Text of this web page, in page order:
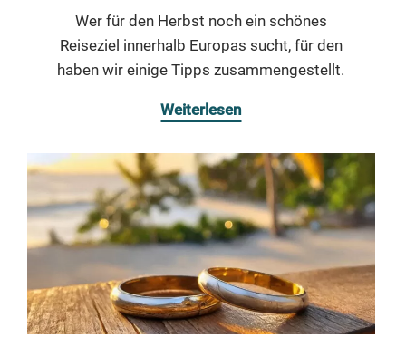
Wer für den Herbst noch ein schönes
Reiseziel innerhalb Europas sucht, für den
haben wir einige Tipps zusammengestellt.
Weiterlesen